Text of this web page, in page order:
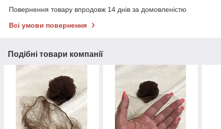
Повернення товару впродовж 14 днів за домовленістю
Всі умови повернення
Подібні товари компанії